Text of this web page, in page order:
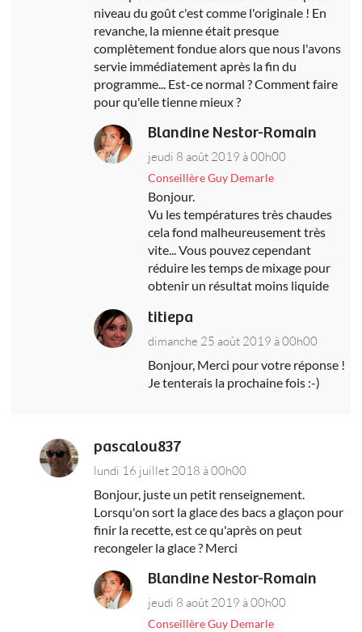
niveau du goût c'est comme l'originale ! En
revanche, la mienne était presque
complètement fondue alors que nous l'avons
servie immédiatement après la fin du
programme... Est-ce normal ? Comment faire
pour qu'elle tienne mieux ?
Blandine Nestor-Romain
jeudi 8 août 2019 à 00h00
Conseillère Guy Demarle
Bonjour.
Vu les températures très chaudes
cela fond malheureusement très
vite... Vous pouvez cependant
réduire les temps de mixage pour
obtenir un résultat moins liquide
titiepa
dimanche 25 août 2019 à 00h00
Bonjour, Merci pour votre réponse !
Je tenterais la prochaine fois :-)
pascalou837
lundi 16 juillet 2018 à 00h00
Bonjour, juste un petit renseignement.
Lorsqu'on sort la glace des bacs a glaçon pour
finir la recette, est ce qu'après on peut
recongeler la glace ? Merci
Blandine Nestor-Romain
jeudi 8 août 2019 à 00h00
Conseillère Guy Demarle